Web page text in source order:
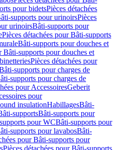
pour bidetsPièces détachées
supports pour urinoirsPièces
urinoirsBâti-supports pour
Pièces détachées pour Bâti-supports
Bâti-supports pour douches et
Bâti-supports pour douches et
Pièces détachées pour
supports pour charges de
supports pour charges de
pour AccessoiresGeberit
pour
insulationHabillagesBâti-
supportsBâti-supports pour
pour WCBâti-supports pour
supports pour lavabosBâti-
pour Bâti-supports pour
Pièces détachées pour Bâti-supports